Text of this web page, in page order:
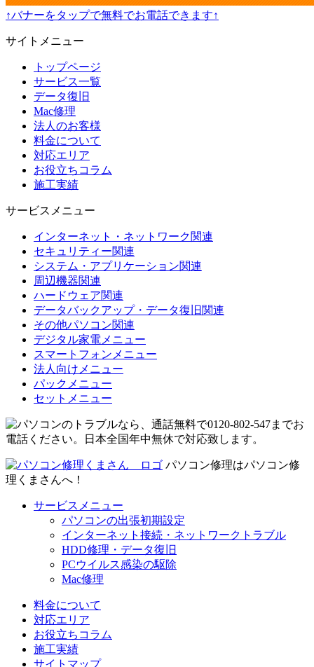
↑バナーをタップで無料でお電話できます↑
サイトメニュー
トップページ
サービス一覧
データ復旧
Mac修理
法人のお客様
料金について
対応エリア
お役立ちコラム
施工実績
サービスメニュー
インターネット・ネットワーク関連
セキュリティー関連
システム・アプリケーション関連
周辺機器関連
ハードウェア関連
データバックアップ・データ復旧関連
その他パソコン関連
デジタル家電メニュー
スマートフォンメニュー
法人向けメニュー
パックメニュー
セットメニュー
パソコン修理はパソコン修
理くまさんへ！
サービスメニュー
パソコンの出張初期設定
インターネット接続・ネットワークトラブル
HDD修理・データ復旧
PCウイルス感染の駆除
Mac修理
料金について
対応エリア
お役立ちコラム
施工実績
サイトマップ